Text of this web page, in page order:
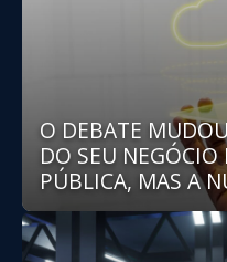
O DEBATE
DO SEU
PÚBLICA, MAS A